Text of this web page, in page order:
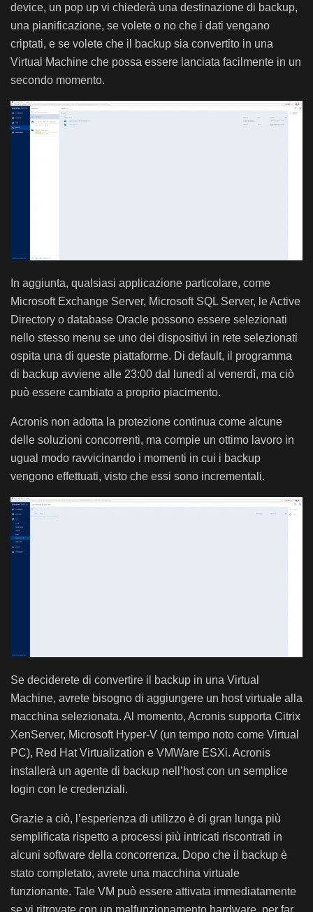
device, un pop up vi chiederà una destinazione di backup,
una pianificazione, se volete o no che i dati vengano
criptati, e se volete che il backup sia convertito in una
Virtual Machine che possa essere lanciata facilmente in un
secondo momento.
In aggiunta, qualsiasi applicazione particolare, come
Microsoft Exchange Server, Microsoft SQL Server, le Active
Directory o database Oracle possono essere selezionati
nello stesso menu se uno dei dispositivi in rete selezionati
ospita una di queste piattaforme. Di default, il programma
di backup avviene alle 23:00 dal lunedì al venerdì, ma ciò
può essere cambiato a proprio piacimento.
Acronis non adotta la protezione continua come alcune
delle soluzioni concorrenti, ma compie un ottimo lavoro in
ugual modo ravvicinando i momenti in cui i backup
vengono effettuati, visto che essi sono incrementali.
Se deciderete di convertire il backup in una Virtual
Machine, avrete bisogno di aggiungere un host virtuale alla
macchina selezionata. Al momento, Acronis supporta Citrix
XenServer, Microsoft Hyper-V (un tempo noto come Virtual
PC), Red Hat Virtualization e VMWare ESXi. Acronis
installerà un agente di backup nell’host con un semplice
login con le credenziali.
Grazie a ciò, l’esperienza di utilizzo è di gran lunga più
semplificata rispetto a processi più intricati riscontrati in
alcuni software della concorrenza. Dopo che il backup è
stato completato, avrete una macchina virtuale
funzionante. Tale VM può essere attivata immediatamente
se vi ritrovate con un malfunzionamento hardware, per far